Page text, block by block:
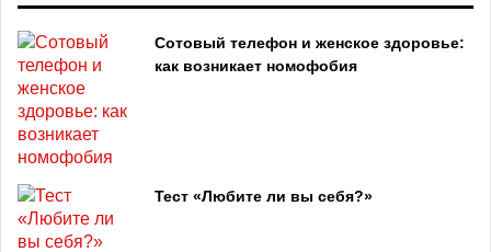
Сотовый телефон и женское здоровье:
как возникает номофобия
Тест «Любите ли вы себя?»